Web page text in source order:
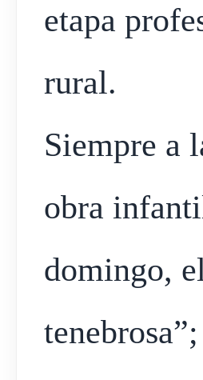
etapa
rural.
Siempre a
obra
domingo,